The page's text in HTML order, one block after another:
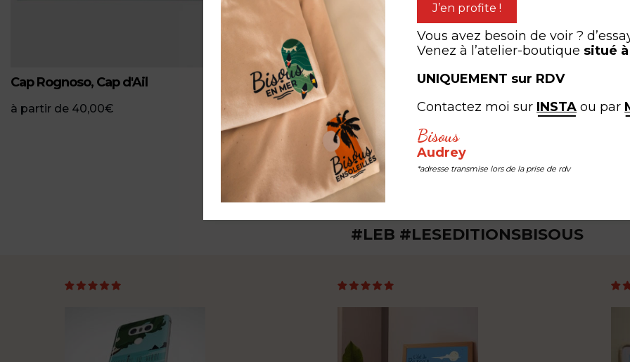
Cap Rognoso, Cap d'Ail
à partir de 40,00€
Balade sur le sentier du littoral-
PV
à partir de25,00
T-shirt jersey BIO Olive -
Femme – Bisous Love
à partir de24,00€
PARTAGEZ VOTRE
#LEB #LESEDITIONSBISOUS
J’en profite !
Vous avez besoin de voir ?
Venez à l’atelier-boutique situé
UNIQUEMENT sur RDV
Contactez moi sur INSTA ou par
Bisous
Audrey
*adresse transmise lors de la prise de rdv